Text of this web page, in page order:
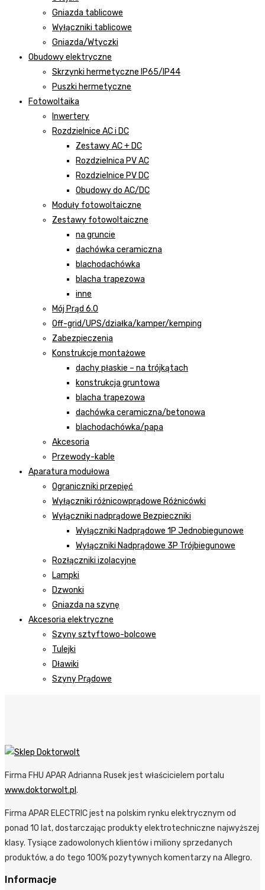
Gniazda tablicowe
Wyłączniki tablicowe
Gniazda/Wtyczki
Obudowy elektryczne
Skrzynki hermetyczne IP65/IP44
Puszki hermetyczne
Fotowoltaika
Inwertery
Rozdzielnice AC i DC
Zestawy AC + DC
Rozdzielnica PV AC
Rozdzielnice PV DC
Obudowy do AC/DC
Moduły fotowoltaiczne
Zestawy fotowoltaiczne
na gruncie
dachówka ceramiczna
blachodachówka
blacha trapezowa
inne
Mój Prąd 6.0
Off-grid/UPS/działka/kamper/kemping
Zabezpieczenia
Konstrukcje montażowe
dachy płaskie – na trójkątach
konstrukcja gruntowa
blacha trapezowa
dachówka ceramiczna/betonowa
blachodachówka/papa
Akcesoria
Przewody-kable
Aparatura modułowa
Ograniczniki przepięć
Wyłączniki różnicowprądowe Różnicówki
Wyłączniki nadprądowe Bezpieczniki
Wyłączniki Nadprądowe 1P Jednobiegunowe
Wyłączniki Nadprądowe 3P Trójbiegunowe
Rozłączniki izolacyjne
Lampki
Dzwonki
Gniazda na szynę
Akcesoria elektryczne
Szyny sztyftowo-bolcowe
Tulejki
Dławiki
Szyny Prądowe
Firma FHU APAR Adrianna Rusek jest właścicielem portalu
www.doktorwolt.pl .
Firma APAR ELECTRIC jest na polskim rynku elektrycznym od
ponad 10 lat, dostarczając produkty elektrotechniczne najwyższej
klasy. Tysiące zadowolonych klientów i miliony sprzedanych
produktów, a do tego 100% pozytywnych komentarzy na Allegro.
Informacje